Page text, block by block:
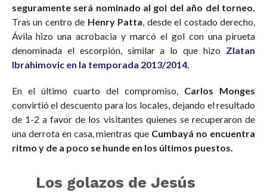
seguramente será nominado al gol del año del torneo.
Tras un centro de Henry Patta, desde el costado derecho,
Ávila hizo una acrobacia y marcó el gol con una pirueta
denominada el escorpión, similar a lo que hizo Zlatan
Ibrahimovic en la temporada 2013/2014.
En el último cuarto del compromiso, Carlos Monges
convirtió el descuento para los locales, dejando el resultado
de 1-2 a favor de los visitantes quienes se recuperaron de
una derrota en casa, mientras que Cumbayá no encuentra
ritmo y de a poco se hunde en los últimos puestos.
Los golazos de Jesús